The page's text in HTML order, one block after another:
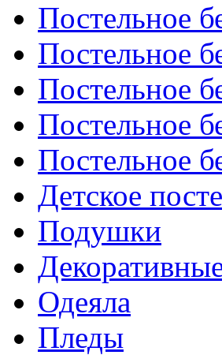
Постельное
Постельное
Постельное
Постельное
Постельное
Детское
Подушки
Одеяла
Пледы